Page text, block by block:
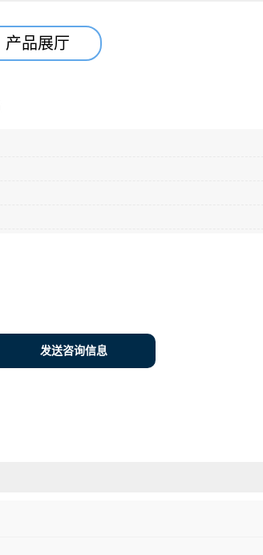
产品展厅
发送咨询信息